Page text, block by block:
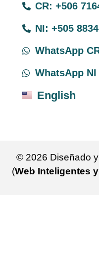
CR: +506
NI: +505
WhatsApp
WhatsApp NI
English
© 2026 Diseñado
(Web Inteligentes